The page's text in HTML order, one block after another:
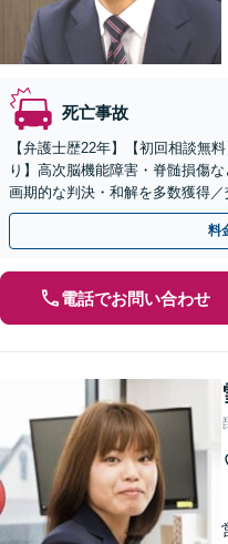
死亡事故
【弁護士歴22年】【初回相談無
り】高次脳機能障害・脊髄損傷
画期的な判決・和解を多数獲得
／セカンドオピニオン対応可【
料
電話でお問い合わせ